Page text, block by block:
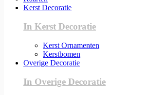
Kerst Decoratie
In Kerst Decoratie
Kerst Ornamenten
Kerstbomen
Overige Decoratie
In Overige Decoratie